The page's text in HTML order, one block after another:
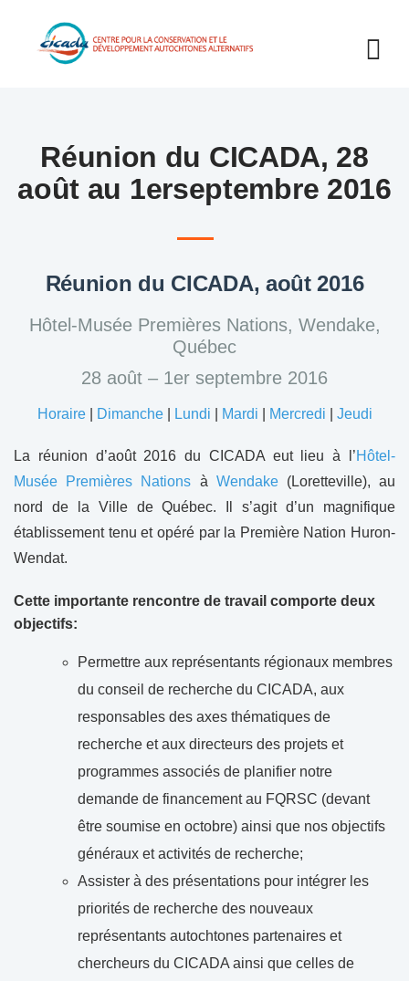
Réunion du CICADA, 28
août au 1erseptembre 2016
Réunion du CICADA, août 2016
Hôtel-Musée Premières Nations, Wendake,
Québec
28 août – 1er septembre 2016
Horaire| Dimanche| Lundi Mardi Mercredi Jeudi
La réunion d’août 2016 du CICADA eut lieu à l’Hôtel-
Musée Premières Nations à Wendake(Loretteville), au
nord de la Ville de Québec. Il s’agit d’un magnifique
établissement tenu et opéré par la Première Nation Huron-
Wendat.
Cette importante rencontre de travail comporte deux
objectifs:
Permettre aux représentants régionaux membres
du conseil de recherche du CICADA, aux
responsables des axes thématiques de
recherche et aux directeurs des projets et
programmes associés de planifier notre
demande de financement au FQRSC (devant
être soumise en octobre) ainsi que nos objectifs
généraux et activités de recherche;
Assister à des présentations pour intégrer les
priorités de recherche des nouveaux
représentants autochtones partenaires et
chercheurs du CICADA ainsi que celles de